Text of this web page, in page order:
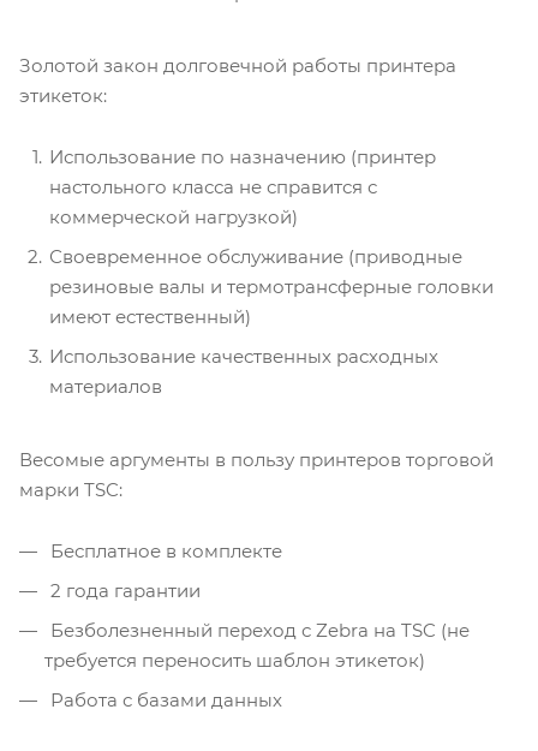
Золотой закон долговечной работы принтера
этикеток:
Использование по назначению (принтер
настольного класса не справится с
коммерческой нагрузкой)
Своевременное обслуживание (приводные
резиновые валы и термотрансферные головки
имеют естественный)
Использование качественных расходных
материалов
Весомые аргументы в пользу принтеров торговой
марки TSC:
Бесплатное в комплекте
2 года гарантии
Безболезненный переход с Zebra на TSC (не
требуется переносить шаблон этикеток)
Работа с базами данных